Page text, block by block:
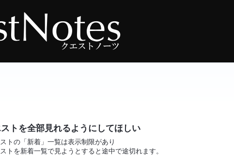
トを全部見れるようにしてほしい
トの「新着」一覧は表示制限があり
トを新着一覧で見ようとすると途中で途切れます。